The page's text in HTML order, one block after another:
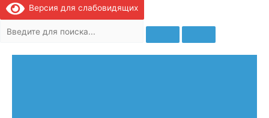
Версия для слабовидящих